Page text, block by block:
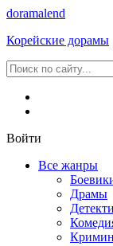
doramalend
Корейские дорамы
Войти
Все жанры
Драмы